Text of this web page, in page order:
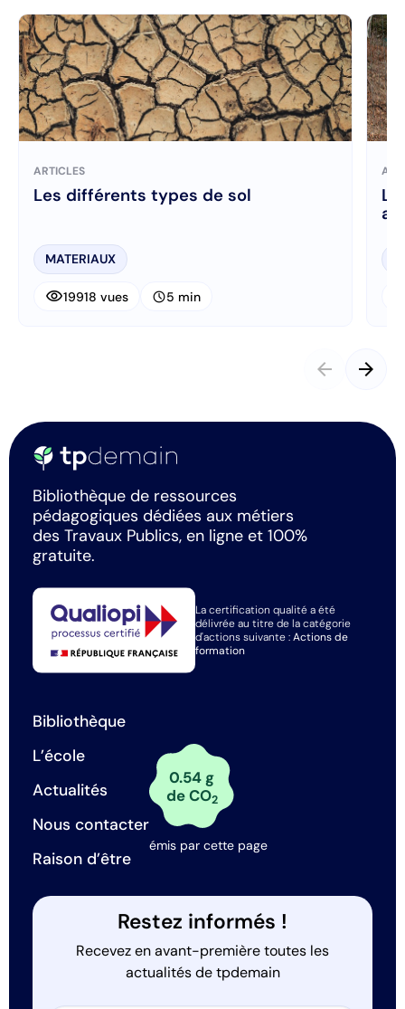
ARTICLES
Les différents types de sol
MATERIAUX
visibility19918 vues schedule5 min
arrow_back arrow_forward
Bibliothèque de ressources
pédagogiques dédiées aux métiers
des Travaux Publics, en ligne et 100%
gratuite.
La certification qualité a été
délivrée au titre de la catégorie
d'actions suivante :Actions de
formation
Bibliothèque
L’école
Actualités
Nous contacter
Raison d’être
0.54 g
de CO2
émis par cette page
Restez informés !
Recevez en avant-première toutes les
actualités de tpdemain